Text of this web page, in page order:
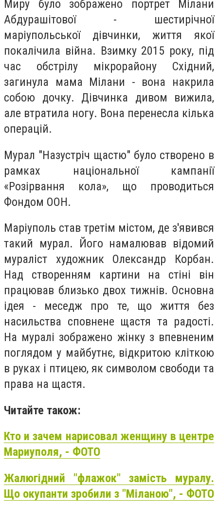
Миру було зображено портрет Мілани
Абдурашітової - шестирічної
маріупольської дівчинки, життя якої
покалічила війна. Взимку 2015 року, під
час обстрілу мікрорайону Східний,
загинула мама Мілани - вона накрила
собою дочку. Дівчинка дивом вижила,
але втратила ногу. Вона перенесла кілька
операцій.
Мурал "Назустріч щастю" було створено в
рамках національної кампанії
«Розірвання кола», що проводиться
Фондом ООН.
Маріуполь став третім містом, де з'явився
такий мурал. Його намалював відомий
мураліст художник Олександр Корбан.
Над створенням картини на стіні він
працював близько двох тижнів. Основна
ідея - меседж про те, що життя без
насильства сповнене щастя та радості.
На муралі зображено жінку з впевненим
поглядом у майбутнє, відкритою кліткою
в руках і птицею, як символом свободи та
права на щастя.
Читайте також:
Кто и зачем нарисовал женщину в центре
Мариуполя, - ФОТО
Жалюгідний "флажок" замість муралу.
Що окупанти зробили з "Міланою", - ФОТО